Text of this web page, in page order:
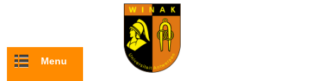
Overslaan en naar de inhoud gaan
Menu